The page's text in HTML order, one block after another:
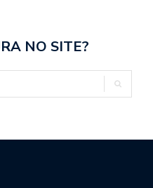
NO SITE?